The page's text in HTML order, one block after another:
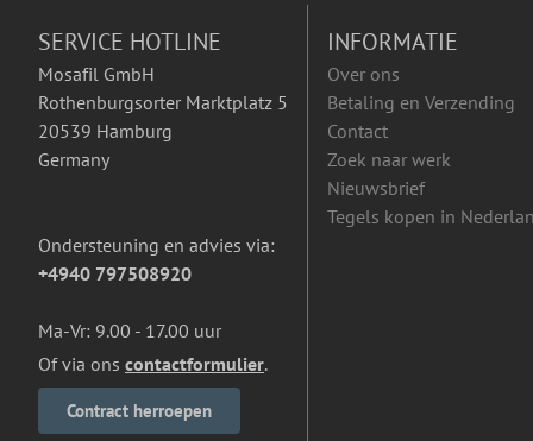
SERVICE HOTLINE
Mosafil GmbH
Rothenburgsorter Marktplatz 5
20539 Hamburg
Germany
Ondersteuning en advies via:
+4940 797508920
Ma-Vr: 9.00 - 17.00 uur
Of via ons contactformulier.
Contract herroepen
INFORMATIE
Over ons
Betaling en Verzending
Contact
Zoek naar werk
Nieuwsbrief
Tegels kopen in